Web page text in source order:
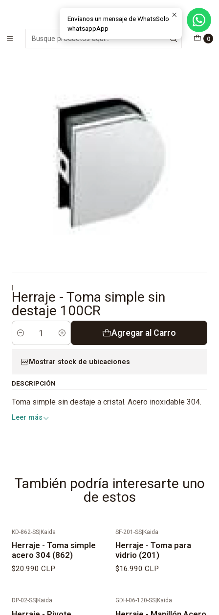
0
MÁS DE 15 AÑOS FABRICANDO E INSTALANDO SOLUCIONES DE
CRISTAL Y VENTANAS
Inicio Materiales e Insumos Cristales
Herraje - Toma simple sin destaje 100CR
|
Herraje - Toma simple sin
destaje 100CR
Cantidad
Agregar al Carro
Mostrar stock de ubicaciones
DESCRIPCIÓN
Toma simple sin destaje a cristal. Acero inoxidable 304.
Leer más
También podría interesarte uno
de estos
KD-862-SS Kaida
Herraje - Toma simple
acero 304 (862)
$20.990 CLP
SF-201-SS Kaida
Herraje - Toma para
vidrio (201)
$16.990 CLP
DP-02-SS Kaida GDH-06-120-SS Kaida
Envíanos un mensaje de WhatsSolo
whatsappApp